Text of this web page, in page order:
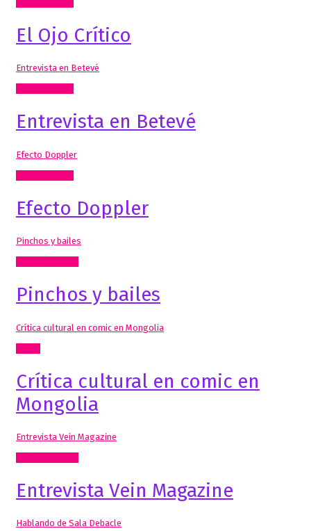
El Ojo Crítico
Entrevista en Betevé
Entrevista en Betevé
Efecto Doppler
Efecto Doppler
Pinchos y bailes
Pinchos y bailes
Crítica cultural en comic en Mongolia
Crítica cultural en comic en
Mongolia
Entrevista Vein Magazine
Entrevista Vein Magazine
Hablando de Sala Debacle